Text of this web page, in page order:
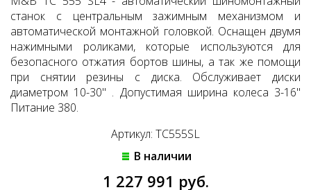
станок с центральным зажимным механизмом и
автоматической монтажной головкой. Оснащен двумя
нажимными роликами, которые используются для
безопасного отжатия бортов шины, а так же помощи
при снятии резины с диска. Обслуживает диски
диаметром 10-30" . Допустимая ширина колеса 3-16"
Питание 380.
Артикул: TC555SL
В наличии
1 227 991 руб.